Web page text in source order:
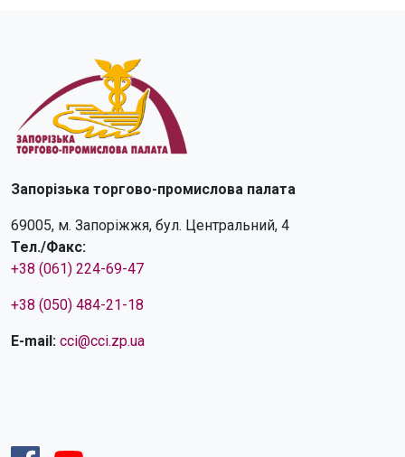
Запорізька торгово-промислова палата
69005, м. Запоріжжя, бул. Центральний, 4
Тел./Факс:
+38 (061) 224-69-47
+38 (050) 484-21-18
E-mail: cci@cci.zp.ua